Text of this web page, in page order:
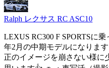
Ralph レクサス RC ASC10
LEXUS RC300 F SPORTSに
年2月の中期モデルになりま
正のイメージを崩さない様に